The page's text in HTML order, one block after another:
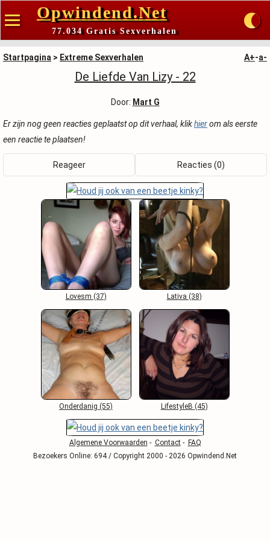
Opwindend.Net
77.034 Gratis Sexverhalen
Startpagina > Extreme Sexverhalen A+-a-
De Liefde Van Lizy - 22
Door: Mart G
Er zijn nog geen reacties geplaatst op dit verhaal, klikhierom als eerste
een reactie te plaatsen!
Reageer Reacties (0)
Lovesm (37) Lativa (38)
Onderdanig (55) LifestyleB (45)
Algemene Voorwaarden - Contact- FAQ
Bezoekers Online: 694 / Copyright 2000 - 2026 Opwindend.Net